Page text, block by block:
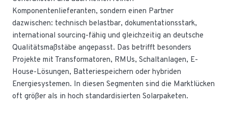
Komponentenlieferanten, sondern einen Partner
dazwischen: technisch belastbar, dokumentationsstark,
international sourcing-fähig und gleichzeitig an deutsche
Qualitätsmaßstäbe angepasst. Das betrifft besonders
Projekte mit Transformatoren, RMUs, Schaltanlagen, E-
House-Lösungen, Batteriespeichern oder hybriden
Energiesystemen. In diesen Segmenten sind die Marktlücken
oft größer als in hoch standardisierten Solarpaketen.